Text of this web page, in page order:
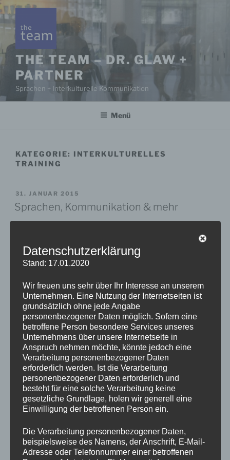
Zum
Inhalt
springen
THE TEAM – DR. GLAW +
PARTNER
Sprachen + Interkulturelle Kommunikation
Menü
KATEGORIE: INTERKULTURELLES
TRAINING
VERÖFFENTLICHT
AM
31. JANUAR 2015
Sprachen, Kommunikation & mehr
Kommunikationstraining in München
letzten Jahren haben wir unsere Aktivitäten um die
erweitert.
Wir entwickeln für Unternehmen, Organisationen und
Stiftungen Firmensprachprogramme, individuelle
Trainings sowie interkulturelle Begleitung und bieten
Beratung/Coaching in den Bereichen Effectuation und
Prozessbegleitung.
Unsere Trainerinnen und Trainer, entwickeln und
gestalten gemeinsam mit Ihnen optimale Lösungen
zur Weiterbildung Ihrer Mitarbeiterinnen und
Mitarbeiter.
Unsere Berater entwickelt unter Leitung von Frau
Datenschutzerklärung
Stand: 17.01.2020
Wir freuen uns sehr über Ihr Interesse an unserem
Unternehmen. Eine Nutzung der Internetseiten ist
grundsätzlich ohne jede Angabe
personenbezogener Daten möglich. Sofern eine
betroffene Person besondere Services unseres
Unternehmens über unsere Internetseite in
Anspruch nehmen möchte, könnte jedoch eine
Verarbeitung personenbezogener Daten
erforderlich werden. Ist die Verarbeitung
personenbezogener Daten erforderlich und
besteht für eine solche Verarbeitung keine
gesetzliche Grundlage, holen wir generell eine
Einwilligung der betroffenen Person ein.
Die Verarbeitung personenbezogener Daten,
beispielsweise des Namens, der Anschrift, E-Mail-
Adresse oder Telefonnummer einer betroffenen